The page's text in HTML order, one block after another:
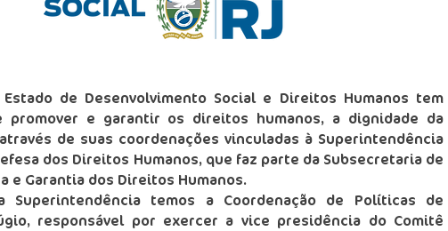
de Desenvolvimento Social e Direitos Humanos tem
promover e garantir os direitos humanos, a dignidade da
de suas coordenações vinculadas à Superintendência
dos Direitos Humanos, que faz parte da Subsecretaria de
e Garantia dos Direitos Humanos.
Superintendência temos a Coordenação de Políticas de
responsável por exercer a vice presidência do Comitê